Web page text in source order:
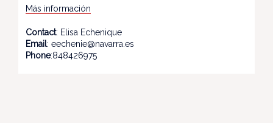
Más información
Contact: Elisa Echenique
Email: eechenie@navarra.es
Phone:848426975